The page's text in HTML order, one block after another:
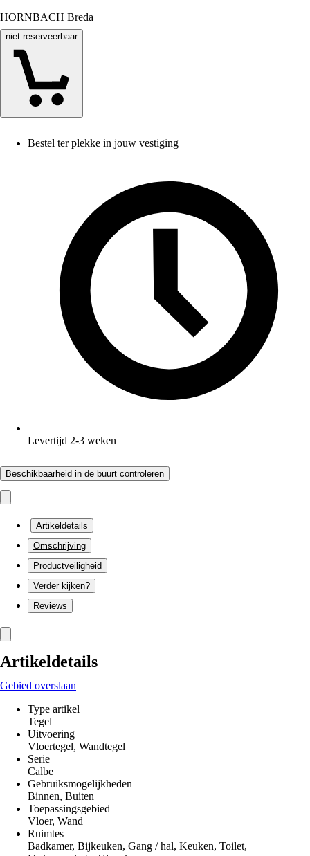
HORNBACH Breda
niet reserveerbaar
Bestel ter plekke in jouw vestiging
Levertijd 2-3 weken
Beschikbaarheid in de buurt controleren
Artikeldetails
Omschrijving
Productveiligheid
Verder kijken?
Reviews
Artikeldetails
Gebied overslaan
Type artikel
Tegel
Uitvoering
Vloertegel, Wandtegel
Serie
Calbe
Gebruiksmogelijkheden
Binnen, Buiten
Toepassingsgebied
Vloer, Wand
Ruimtes
Badkamer, Bijkeuken, Gang / hal, Keuken, Toilet,